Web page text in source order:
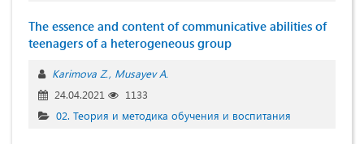
The essence and content of communicative abilities of
teenagers of a heterogeneous group
Karimova Z. Musayev A.
24.04.2021
1133
02. Теория и методика обучения и воспитания